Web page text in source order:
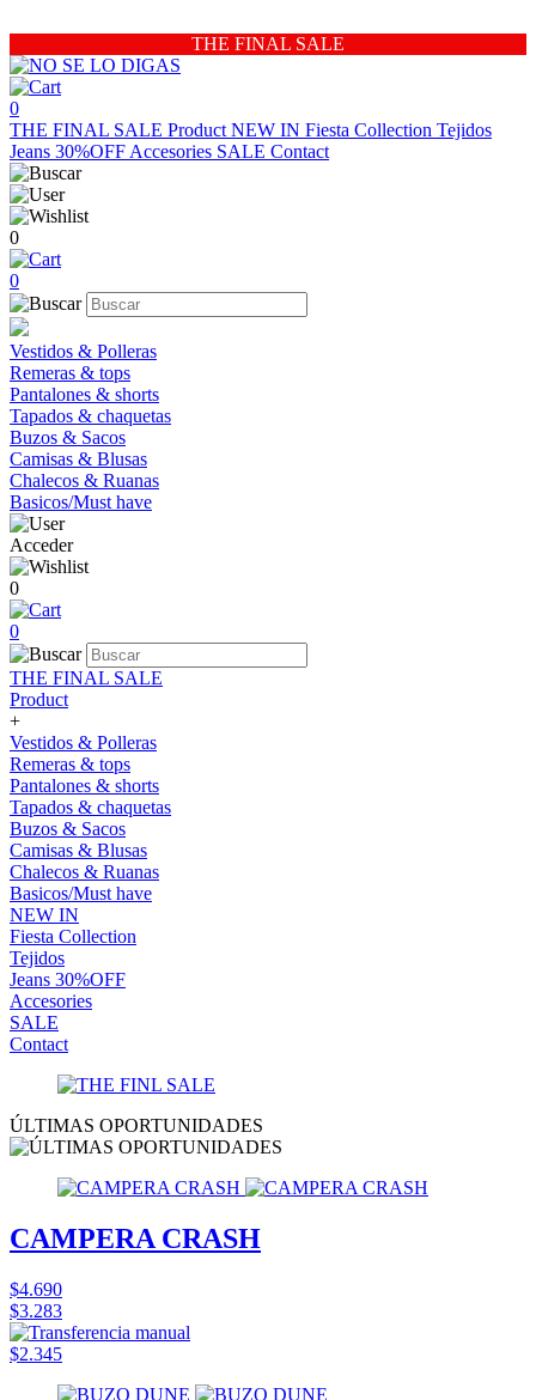
THE FINAL SALE
0
THE FINAL SALE Product NEW IN Fiesta Collection Tejidos
Jeans 30%OFF Accesories SALE Contact
0
0
Vestidos & Polleras
Remeras & tops
Pantalones & shorts
Tapados & chaquetas
Buzos & Sacos
Camisas & Blusas
Chalecos & Ruanas
Basicos/Must have
Acceder
0
0
THE FINAL SALE
Product
+
Vestidos & Polleras
Remeras & tops
Pantalones & shorts
Tapados & chaquetas
Buzos & Sacos
Camisas & Blusas
Chalecos & Ruanas
Basicos/Must have
NEW IN
Fiesta Collection
Tejidos
Jeans 30%OFF
Accesories
SALE
Contact
ÚLTIMAS OPORTUNIDADES
CAMPERA CRASH
$4.690
$3.283
$2.345